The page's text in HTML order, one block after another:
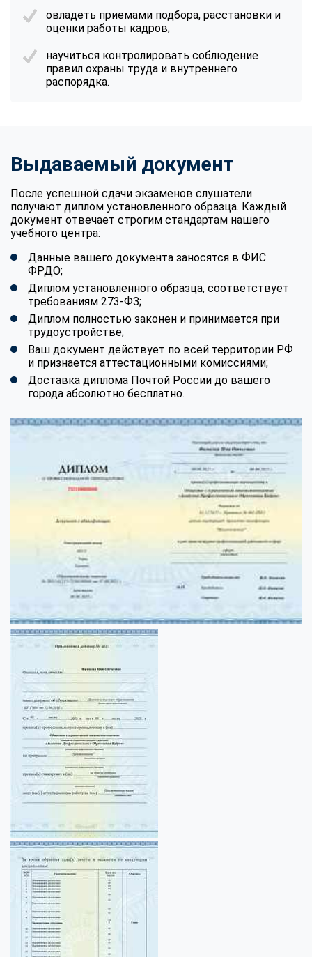
овладеть приемами подбора, расстановки и
оценки работы кадров;
научиться контролировать соблюдение
правил охраны труда и внутреннего
распорядка.
Выдаваемый документ
После успешной сдачи экзаменов слушатели
получают диплом установленного образца. Каждый
документ отвечает строгим стандартам нашего
учебного центра:
Данные вашего документа заносятся в ФИС
ФРДО;
Диплом установленного образца, соответствует
требованиям 273-ФЗ;
Диплом полностью законен и принимается при
трудоустройстве;
Ваш документ действует по всей территории РФ
и признается аттестационными комиссиями;
Доставка диплома Почтой России до вашего
города абсолютно бесплатно.